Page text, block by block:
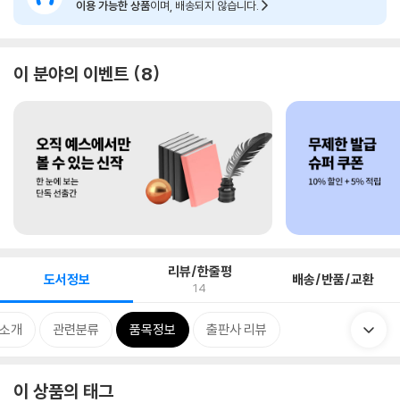
이용 가능한 상품이며, 배송되지 않습니다.
이 분야의 이벤트 8
도서정보 리뷰/한줄평
14 배송/반품/교환
개 관련분류 품목정보 출판사 리뷰
이 상품의 태그